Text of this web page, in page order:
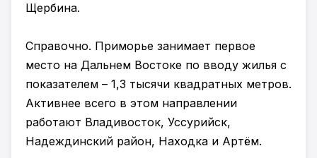
Щербина.
Справочно. Приморье занимает первое
место на Дальнем Востоке по вводу жилья с
показателем – 1,3 тысячи квадратных метров.
Активнее всего в этом направлении
работают Владивосток, Уссурийск,
Надеждинский район, Находка и Артём.